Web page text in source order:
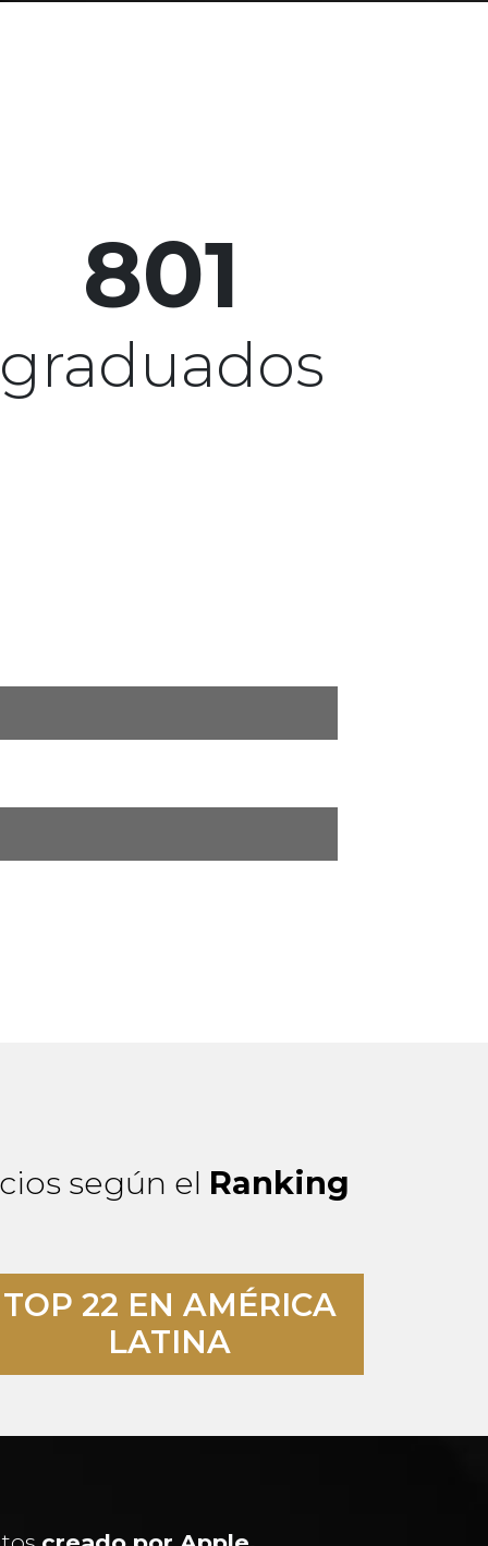
801
graduados
según el Ranking
TOP 22 EN AMÉRICA
LATINA